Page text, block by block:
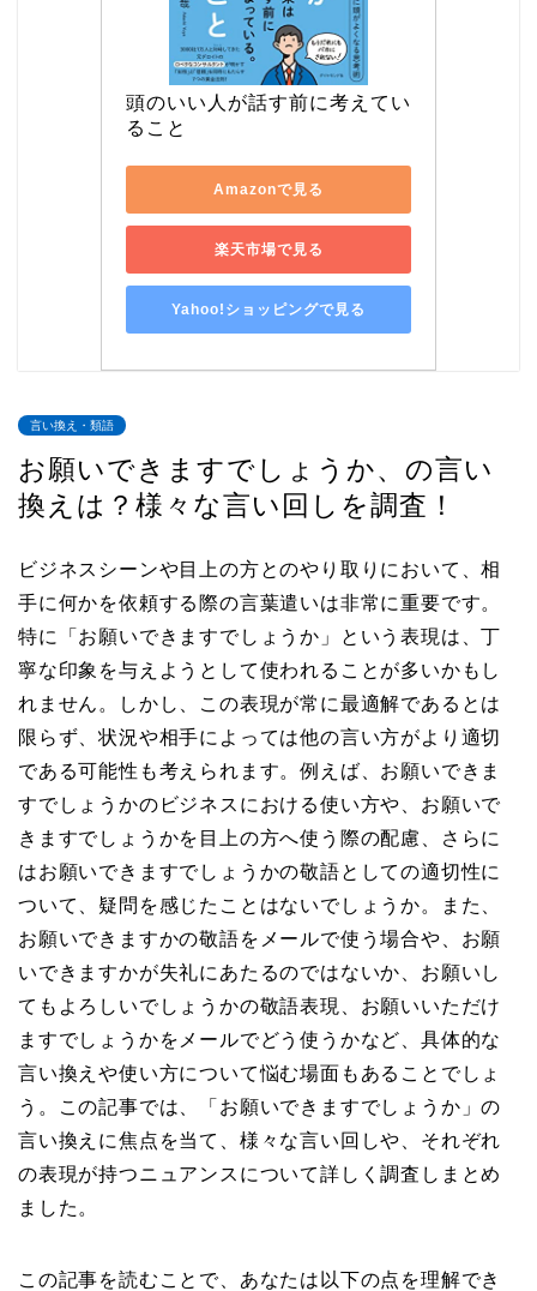
頭のいい人が話す前に考えてい
ること
Amazonで見る
楽天市場で見る
Yahoo!ショッピングで見る
言い換え・類語
お願いできますでしょうか、の言い
換えは？様々な言い回しを調査！
ビジネスシーンや目上の方とのやり取りにおいて、相
手に何かを依頼する際の言葉遣いは非常に重要です。
特に「お願いできますでしょうか」という表現は、丁
寧な印象を与えようとして使われることが多いかもし
れません。しかし、この表現が常に最適解であるとは
限らず、状況や相手によっては他の言い方がより適切
である可能性も考えられます。例えば、お願いできま
すでしょうかのビジネスにおける使い方や、お願いで
きますでしょうかを目上の方へ使う際の配慮、さらに
はお願いできますでしょうかの敬語としての適切性に
ついて、疑問を感じたことはないでしょうか。また、
お願いできますかの敬語をメールで使う場合や、お願
いできますかが失礼にあたるのではないか、お願いし
てもよろしいでしょうかの敬語表現、お願いいただけ
ますでしょうかをメールでどう使うかなど、具体的な
言い換えや使い方について悩む場面もあることでしょ
う。この記事では、「お願いできますでしょうか」の
言い換えに焦点を当て、様々な言い回しや、それぞれ
の表現が持つニュアンスについて詳しく調査しまとめ
ました。
この記事を読むことで、あなたは以下の点を理解でき